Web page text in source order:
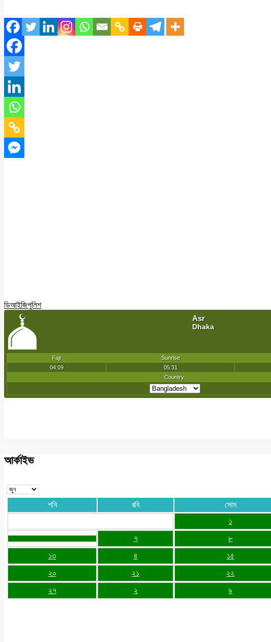
ডিআইজিপুলিশ
আর্কাইভ
শনি রবি সোম
১
৭
৮
১৩
৪ ১৫
২০
২১ ২২
২৭
২ ৯